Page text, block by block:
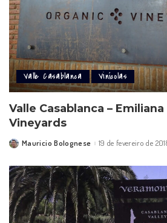
Valle Casablanca Vinícolas
Valle Casablanca –
Vineyards
PostedMauricio Bolognese 19 de fevereiro de